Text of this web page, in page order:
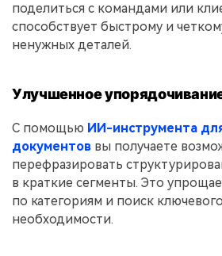
поделиться с командами или
способствует быстрому и
ненужных деталей.
Улучшенное
С помощью ИИ-инструмента
документов вы получаете
перефразировать
в краткие сегменты. Это
по категориям и поиск
необходимости.